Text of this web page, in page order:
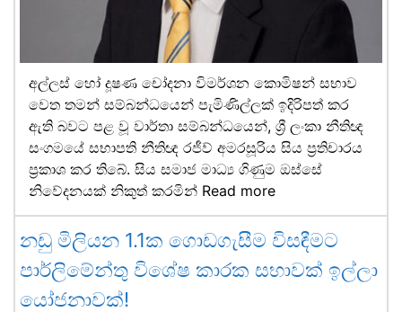
අල්ලස් හෝ දූෂණ චෝදනා විමර්ශන කොමිෂන් සභාව
වෙත තමන් සම්බන්ධයෙන් පැමිණිල්ලක් ඉදිරිපත් කර
ඇති බවට පළ වූ වාර්තා සම්බන්ධයෙන්, ශ්‍රී ලංකා නීතිඥ
සංගමයේ සභාපති නීතිඥ රජීව් අමරසූරිය සිය ප්‍රතිචාරය
ප්‍රකාශ කර තිබේ. සිය සමාජ මාධ්‍ය ගිණුම ඔස්සේ
නිවේදනයක් නිකුත් කරමින් Read more
නඩු මිලියන 1.1ක ගොඩගැසීම විසඳීමට
පාර්ලිමේන්තු විශේෂ කාරක සභාවක් ඉල්ලා
යෝජනාවක්!